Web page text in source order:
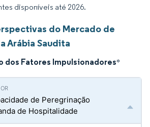
disponíveis até 2026.
do Mercado de
Arábia Saudita
dos Fatores Impulsionadores*
de Peregrinação
de Hospitalidade